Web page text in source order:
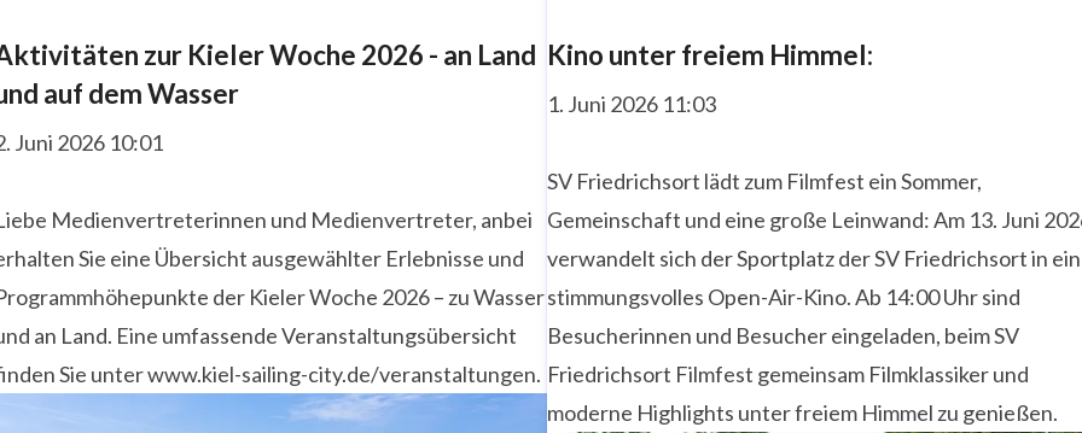
zur Kieler Woche 2026 - an Land
auf dem Wasser
Juni 2026 10:01
Medienvertreterinnen und Medienvertreter, anbei
Sie eine Übersicht ausgewählter Erlebnisse und
der Kieler Woche 2026 – zu Wasser
an Land. Eine umfassende Veranstaltungsübersicht
Sie unter www.kiel-sailing-city.de/veranstaltungen.
Kino unter freiem Himmel:
1. Juni 2026 11:03
SV Friedrichsort lädt zum Filmfest ein Sommer,
Gemeinschaft und eine große Leinwand: Am 13. Juni
verwandelt sich der Sportplatz der SV Friedrichsort in ein
stimmungsvolles Open-Air-Kino. Ab 14:00 Uhr sind
Besucherinnen und Besucher eingeladen, beim SV
Friedrichsort Filmfest gemeinsam Filmklassiker und
moderne Highlights unter freiem Himmel zu genießen.